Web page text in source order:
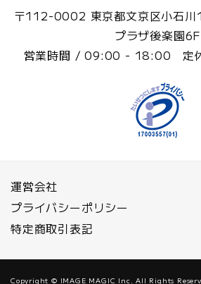
〒112-0002 東京都文京区小石
プラザ後楽園6F
営業時間 / 09:00 - 18:00 定
運営会社
プライバシーポリシー
特定商取引表記
Copyright © IMAGE MAGIC Inc. All Rights